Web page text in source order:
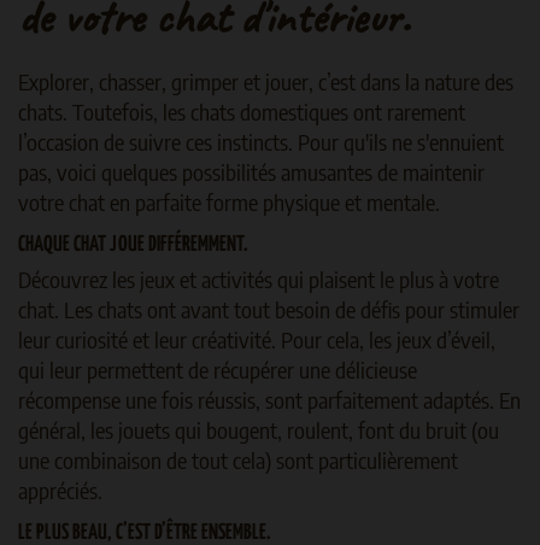
de votre chat d'intérieur.
Explorer, chasser, grimper et jouer, c’est dans la nature des
chats. Toutefois, les chats domestiques ont rarement
l’occasion de suivre ces instincts. Pour qu'ils ne s'ennuient
pas, voici quelques possibilités amusantes de maintenir
votre chat en parfaite forme physique et mentale.
CHAQUE CHAT JOUE DIFFÉREMMENT.
Découvrez les jeux et activités qui plaisent le plus à votre
chat. Les chats ont avant tout besoin de défis pour stimuler
leur curiosité et leur créativité. Pour cela, les jeux d’éveil,
qui leur permettent de récupérer une délicieuse
récompense une fois réussis, sont parfaitement adaptés. En
général, les jouets qui bougent, roulent, font du bruit (ou
une combinaison de tout cela) sont particulièrement
appréciés.
LE PLUS BEAU, C’EST D’ÊTRE ENSEMBLE.